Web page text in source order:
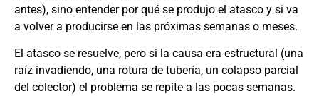
antes), sino entender por qué se produjo el atasco y si va
a volver a producirse en las próximas semanas o meses.
El atasco se resuelve, pero si la causa era estructural (una
raíz invadiendo, una rotura de tubería, un colapso parcial
del colector) el problema se repite a las pocas semanas.